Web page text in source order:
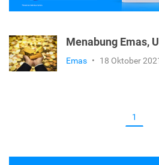
Menabung Emas,
Emas • 18 Oktober
1